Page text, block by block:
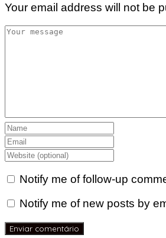
Your email address will not be
Notify me of follow-up
Notify me of new posts by